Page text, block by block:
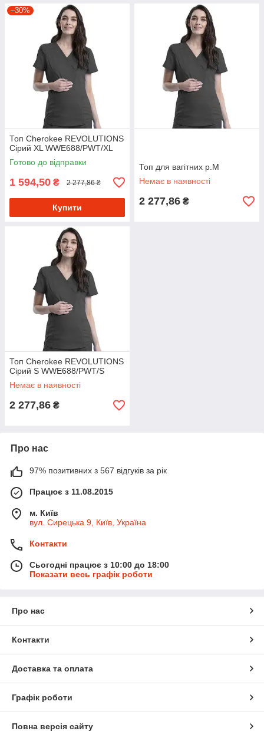
–30%
Топ Cherokee REVOLUTIONS
Сірий XL WWE688/PWT/XL
Готово до відправки
1 594,50 ₴ 2 277,86 ₴
Купити
Топ для вагітних р.M
Немає в наявності
2 277,86 ₴
Топ Cherokee REVOLUTIONS
Сірий S WWE688/PWT/S
Немає в наявності
2 277,86 ₴
Про нас
97% позитивних з 567 відгуків за рік
Працює з 11.08.2015
м. Київ
вул. Сирецька 9, Київ, Україна
Контакти
Сьогодні працює з 10:00 до 18:00
Показати весь графік роботи
Про нас
Контакти
Доставка та оплата
Графік роботи
Повна версія сайту